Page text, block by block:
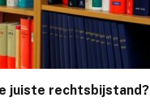
juiste rechtsbijstand?